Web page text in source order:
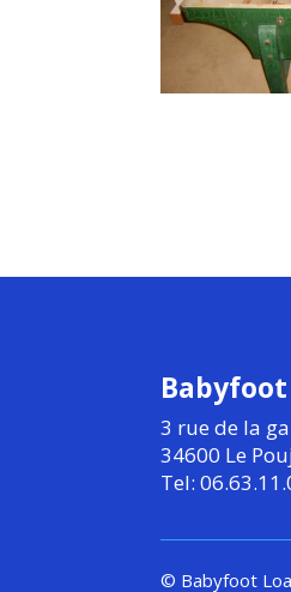
3 rue de la
34600 Le
Tel:
© Babyfoot